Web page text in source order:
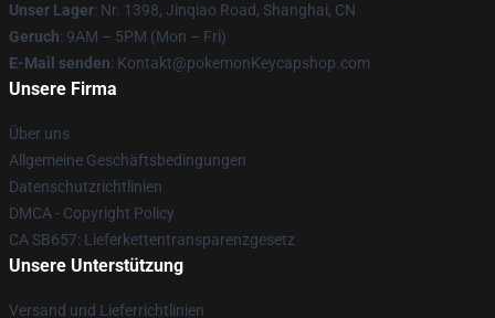
Unser Lager: Nr. 1398, Jinqiao Road, Shanghai, CN
Geruch: 9AM – 5PM (Mon – Fri)
E-Mail senden: Kontakt@pokemonKeycapshop.com
Unsere Firma
Über uns
Allgemeine Geschäftsbedingungen
Datenschutzrichtlinien
DMCA - Copyright Policy
CA SB657: Lieferkettentransparenzgesetz
Unsere Unterstützung
Versand und Lieferrichtlinien